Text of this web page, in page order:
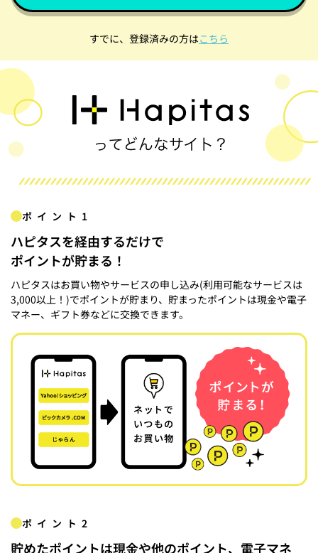
すでに、登録済みの方はこちら
ポイント1
ハピタスを経由するだけで
ポイントが貯まる！
ハピタスはお買い物やサービスの申し込み(利用可能なサービスは
3,000以上！)でポイントが貯まり、貯まったポイントは現金や電子
マネー、ギフト券などに交換できます。
ポイント2
貯めたポイントは現金や他のポイント、電子マネ